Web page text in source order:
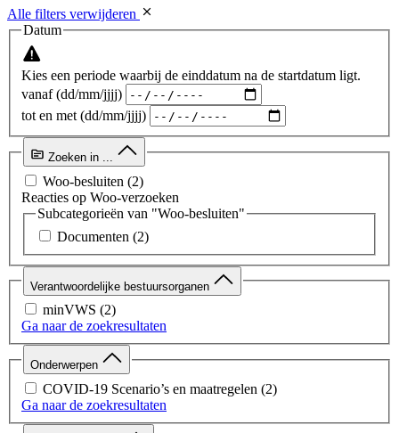
Alle filters verwijderen
Datum
Kies een periode waarbij de einddatum na de startdatum ligt.
vanaf (dd/mm/jjjj)
tot en met (dd/mm/jjjj)
Zoeken in ...
Woo-besluiten (2)
Reacties op Woo-verzoeken
Subcategorieën van "Woo-besluiten"
Documenten (2)
Verantwoordelijke bestuursorganen
minVWS (2)
Ga naar de zoekresultaten
Onderwerpen
COVID-19 Scenario’s en maatregelen (2)
Ga naar de zoekresultaten